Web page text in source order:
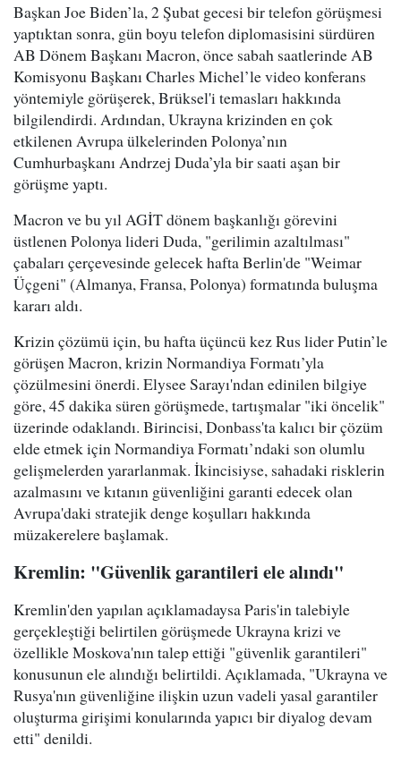
Başkan Joe Biden’la, 2 Şubat gecesi bir telefon görüşmesi
yaptıktan sonra, gün boyu telefon diplomasisini sürdüren
AB Dönem Başkanı Macron, önce sabah saatlerinde AB
Komisyonu Başkanı Charles Michel’le video konferans
yöntemiyle görüşerek, Brüksel'i temasları hakkında
bilgilendirdi. Ardından, Ukrayna krizinden en çok
etkilenen Avrupa ülkelerinden Polonya’nın
Cumhurbaşkanı Andrzej Duda’yla bir saati aşan bir
görüşme yaptı.
Macron ve bu yıl AGİT dönem başkanlığı görevini
üstlenen Polonya lideri Duda, "gerilimin azaltılması"
çabaları çerçevesinde gelecek hafta Berlin'de "Weimar
Üçgeni" (Almanya, Fransa, Polonya) formatında buluşma
kararı aldı.
Krizin çözümü için, bu hafta üçüncü kez Rus lider Putin’le
görüşen Macron, krizin Normandiya Formatı’yla
çözülmesini önerdi. Elysee Sarayı'ndan edinilen bilgiye
göre, 45 dakika süren görüşmede, tartışmalar "iki öncelik"
üzerinde odaklandı. Birincisi, Donbass'ta kalıcı bir çözüm
elde etmek için Normandiya Formatı’ndaki son olumlu
gelişmelerden yararlanmak. İkincisiyse, sahadaki risklerin
azalmasını ve kıtanın güvenliğini garanti edecek olan
Avrupa'daki stratejik denge koşulları hakkında
müzakerelere başlamak.
Kremlin: "Güvenlik garantileri ele alındı"
Kremlin'den yapılan açıklamadaysa Paris'in talebiyle
gerçekleştiği belirtilen görüşmede Ukrayna krizi ve
özellikle Moskova'nın talep ettiği "güvenlik garantileri"
konusunun ele alındığı belirtildi. Açıklamada, "Ukrayna ve
Rusya'nın güvenliğine ilişkin uzun vadeli yasal garantiler
oluşturma girişimi konularında yapıcı bir diyalog devam
etti" denildi.